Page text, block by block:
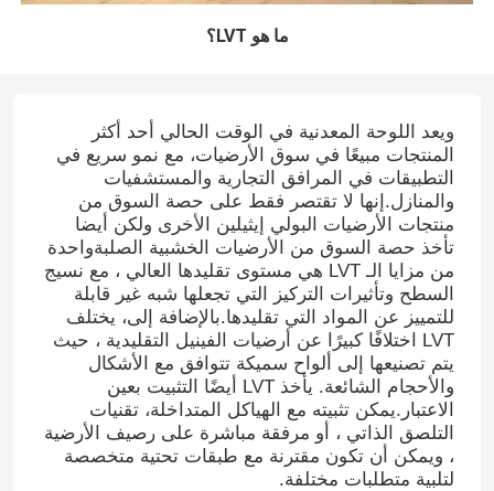
ما هو LVT؟
ويعد اللوحة المعدنية في الوقت الحالي أحد أكثر
المنتجات مبيعًا في سوق الأرضيات، مع نمو سريع في
التطبيقات في المرافق التجارية والمستشفيات
والمنازل.إنها لا تقتصر فقط على حصة السوق من
منتجات الأرضيات البولي إيثيلين الأخرى ولكن أيضا
تأخذ حصة السوق من الأرضيات الخشبية الصلبةواحدة
من مزايا الـ LVT هي مستوى تقليدها العالي ، مع نسيج
السطح وتأثيرات التركيز التي تجعلها شبه غير قابلة
للتمييز عن المواد التي تقليدها.بالإضافة إلى، يختلف
LVT اختلافًا كبيرًا عن أرضيات الفينيل التقليدية ، حيث
يتم تصنيعها إلى ألواح سميكة تتوافق مع الأشكال
والأحجام الشائعة. يأخذ LVT أيضًا التثبيت بعين
الاعتبار.يمكن تثبيته مع الهياكل المتداخلة، تقنيات
التلصق الذاتي ، أو مرفقة مباشرة على رصيف الأرضية
، ويمكن أن تكون مقترنة مع طبقات تحتية متخصصة
لتلبية متطلبات مختلفة.